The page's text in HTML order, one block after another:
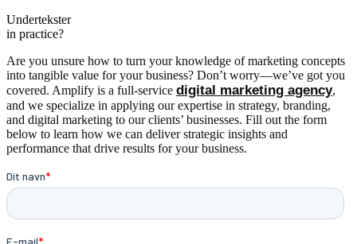
Undertekster
in practice?
Are you unsure how to turn your knowledge of marketing concepts
into tangible value for your business? Don’t worry—we’ve got you
covered. Amplify is a full-service digital marketing agency,
and we specialize in applying our expertise in strategy, branding,
and digital marketing to our clients’ businesses. Fill out the form
below to learn how we can deliver strategic insights and
performance that drive results for your business.